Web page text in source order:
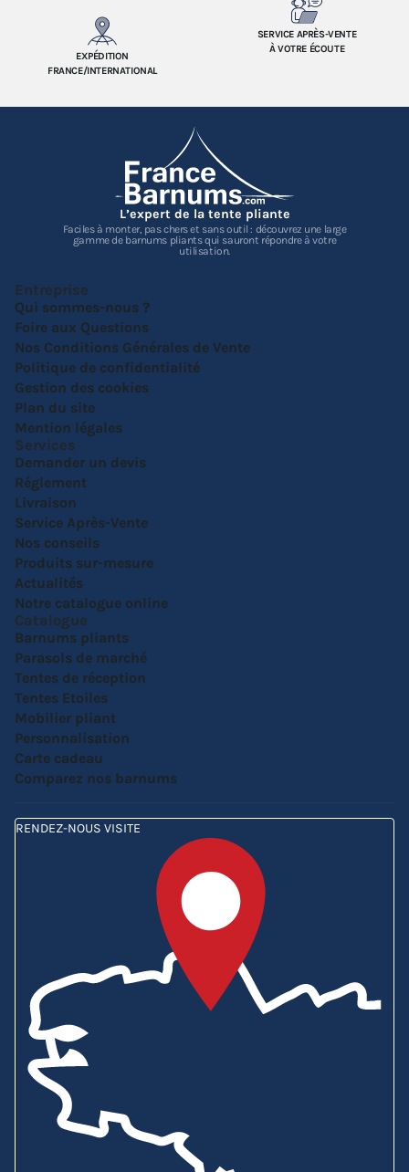
EXPÉDITION
FRANCE/INTERNATIONAL
SERVICE APRÈS-VENTE
À VOTRE ÉCOUTE
L’expert de la tente pliante
Faciles à monter, pas chers et sans outil : découvrez une large
gamme de barnums pliants qui sauront répondre à votre
utilisation.
Entreprise
Qui sommes-nous ?
Foire aux Questions
Nos Conditions Générales de Vente
Politique de confidentialité
Gestion des cookies
Plan du site
Mention légales
Services
Demander un devis
Réglement
Livraison
Service Après-Vente
Nos conseils
Produits sur-mesure
Actualités
Notre catalogue online
Catalogue
Barnums pliants
Parasols de marché
Tentes de réception
Tentes Etoiles
Mobilier pliant
Personnalisation
Carte cadeau
Comparez nos barnums
RENDEZ-NOUS VISITE